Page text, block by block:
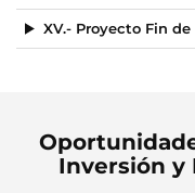
XV.- Proyecto Fin de
Inversión y